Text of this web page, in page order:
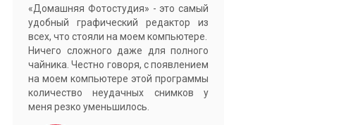
«Домашняя Фотостудия» - это самый
удобный графический редактор из
всех, что стояли на моем компьютере.
Ничего сложного даже для полного
чайника. Честно говоря, с появлением
на моем компьютере этой программы
количество неудачных снимков у
меня резко уменьшилось.